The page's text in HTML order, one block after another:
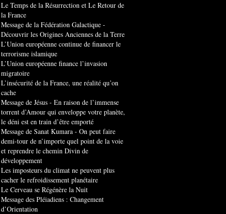
Le Temps de la Résurrection et Le Retour de
la France
Message de la Fédération Galactique -
Découvrir les Origines Anciennes de la Terre
L’Union européenne continue de financer le
terrorisme islamique
L’Union européenne finance l’invasion
migratoire
L’insécurité de la France, une réalité qu’on
cache
Message de Jésus - En raison de l’immense
torrent d’Amour qui enveloppe votre planète,
le déni est en train d’être emporté
Message de Sanat Kumara - On peut faire
demi-tour de n’importe quel point de la voie
et reprendre le chemin Divin de
développement
Les imposteurs du climat ne peuvent plus
cacher le refroidissement planétaire
Le Cerveau se Régénère la Nuit
Message des Pléiadiens : Changement
d’Orientation